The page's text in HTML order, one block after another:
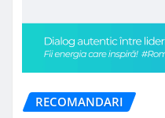
RECOMANDARI